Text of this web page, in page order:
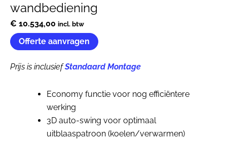
wandbediening
€ 10.534,00 incl. btw
Offerte aanvragen
Prijs is inclusiefStandaard Montage
Economy functie voor nog efficiëntere
werking
3D auto-swing voor optimaal
uitblaaspatroon (koelen/verwarmen)